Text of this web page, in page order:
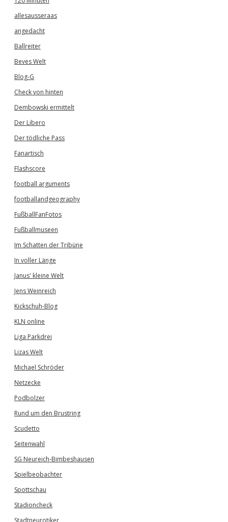
allesausseraas
angedacht
Ballreiter
Beves Welt
Blog-G
Check von hinten
Dembowski ermittelt
Der Libero
Der tödliche Pass
Fanartisch
Flashscore
football arguments
footballandgeography
FußballFanFotos
Fußballmuseen
Im Schatten der Tribüne
In voller Länge
Janus' kleine Welt
Jens Weinreich
Kickschuh-Blog
KLN online
Liga Parkdrei
Lizas Welt
Michael Schröder
Netzecke
Podbolzer
Rund um den Brustring
Scudetto
Seitenwahl
SG Neureich-Bimbeshausen
Spielbeobachter
Spottschau
Stadioncheck
Stadtneurotiker